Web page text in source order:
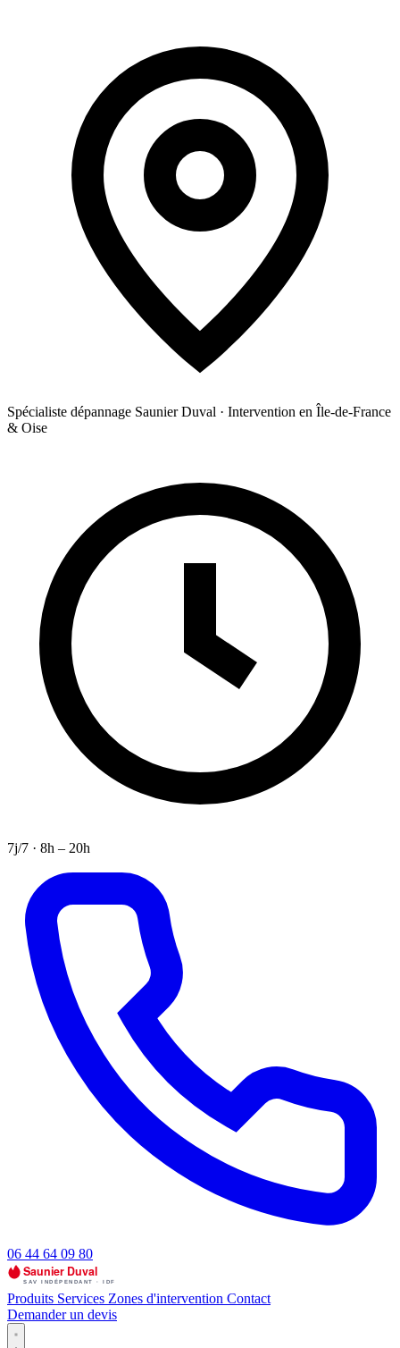
Spécialiste dépannage Saunier Duval · Intervention en Île-de-France
& Oise
7j/7 · 8h – 20h
06 44 64 09 80
Produits Services Zones d'intervention Contact
Demander un devis